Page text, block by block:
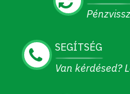
SEGÍTSÉG
Van kérdésed?